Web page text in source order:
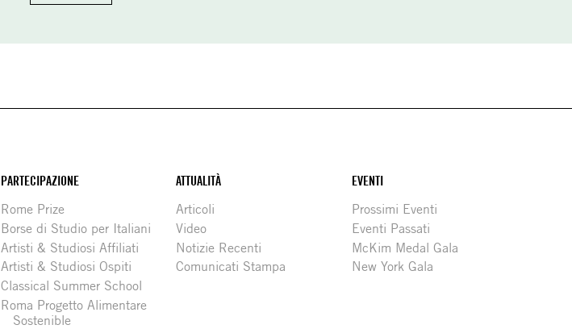
PARTECIPAZIONE
Rome Prize
Borse di Studio per Italiani
Artisti & Studiosi Affiliati
Artisti & Studiosi Ospiti
Classical Summer School
Roma Progetto Alimentare
Sostenible
ATTUALITÀ
Articoli
Video
Notizie Recenti
Comunicati Stampa
EVENTI
Prossimi Eventi
Eventi Passati
McKim Medal Gala
New York Gala